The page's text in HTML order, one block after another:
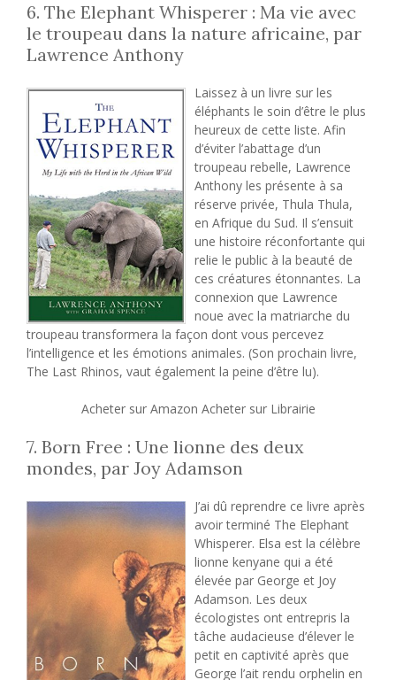
6. The Elephant Whisperer : Ma vie avec
le troupeau dans la nature africaine, par
Lawrence Anthony
Laissez à un livre sur les
éléphants le soin d’être le plus
heureux de cette liste. Afin
d’éviter l’abattage d’un
troupeau rebelle, Lawrence
Anthony les présente à sa
réserve privée, Thula Thula,
en Afrique du Sud. Il s’ensuit
une histoire réconfortante qui
relie le public à la beauté de
ces créatures étonnantes. La
connexion que Lawrence
noue avec la matriarche du
troupeau transformera la façon dont vous percevez
l’intelligence et les émotions animales. (Son prochain livre,
The Last Rhinos, vaut également la peine d’être lu).
Acheter sur Amazon Acheter sur Librairie
7. Born Free : Une lionne des deux
mondes, par Joy Adamson
J’ai dû reprendre ce livre après
avoir terminé The Elephant
Whisperer. Elsa est la célèbre
lionne kenyane qui a été
élevée par George et Joy
Adamson. Les deux
écologistes ont entrepris la
tâche audacieuse d’élever le
petit en captivité après que
George l’ait rendu orphelin en